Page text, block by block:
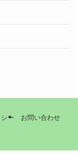
ー お問い合わせ